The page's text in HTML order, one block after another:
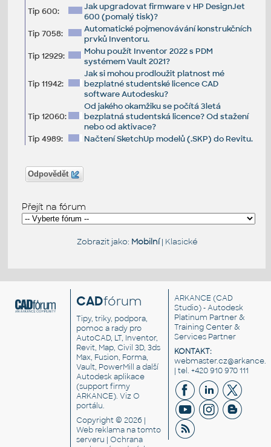
Tip 600:
Jak upgradovat firmware v HP DesignJet
600 (pomalý tisk)?
Tip 7058:
Automatické pojmenovávání konstrukčních
prvků Inventoru.
Tip 12929:
Mohu použít Inventor 2022 s PDM
systémem Vault 2021?
Tip 11942:
Jak si mohou prodloužit platnost mé
bezplatné studentské licence CAD
software Autodesku?
Tip 12060:
Od jakého okamžiku se počítá 3letá
bezplatná studentská licence? Od stažení
nebo od aktivace?
Tip 4989:
Načtení SketchUp modelů (.SKP) do Revitu.
Odpovědět
Přejít na fórum
Zobrazit jako: Mobilní| Klasické
CADfórum
Tipy, triky, podpora,
pomoc a rady pro
AutoCAD, LT, Inventor,
Revit, Map, Civil 3D, 3ds
Max, Fusion, Forma,
Vault, PowerMill a další
Autodesk aplikace
(support firmy
ARKANCE). VizO
portálu.
Copyright © 2026 |
Web reklama na tomto
serveru |Ochrana
ARKANCE (CAD
Studio) - Autodesk
Platinum Partner &
Training Center &
Services Partner
KONTAKT:
| tel. +420 910 970 111